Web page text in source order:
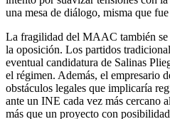
una mesa de diálogo, misma que fue
La fragilidad del MAAC también
la oposición. Los partidos
eventual candidatura de Salinas
el régimen. Además, el empresario
obstáculos legales que implicaría
ante un INE cada vez más cercano
más que un proyecto con